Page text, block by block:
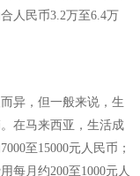
人民币3.2万至6.4万
异，但一般来说，生
在马来西亚，生活成
至15000元人民币；
每月约200至1000元人